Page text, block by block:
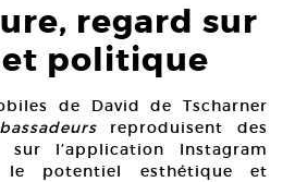
regard sur
politique
de David de Tscharner
reproduisent des
sur l’application Instagram
potentiel esthétique et